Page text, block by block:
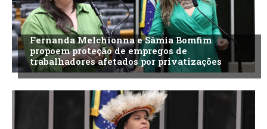
Fernanda Melchionna e Sâmia Bomfim
propoem proteção de empregos de
trabalhadores afetados por privatizações